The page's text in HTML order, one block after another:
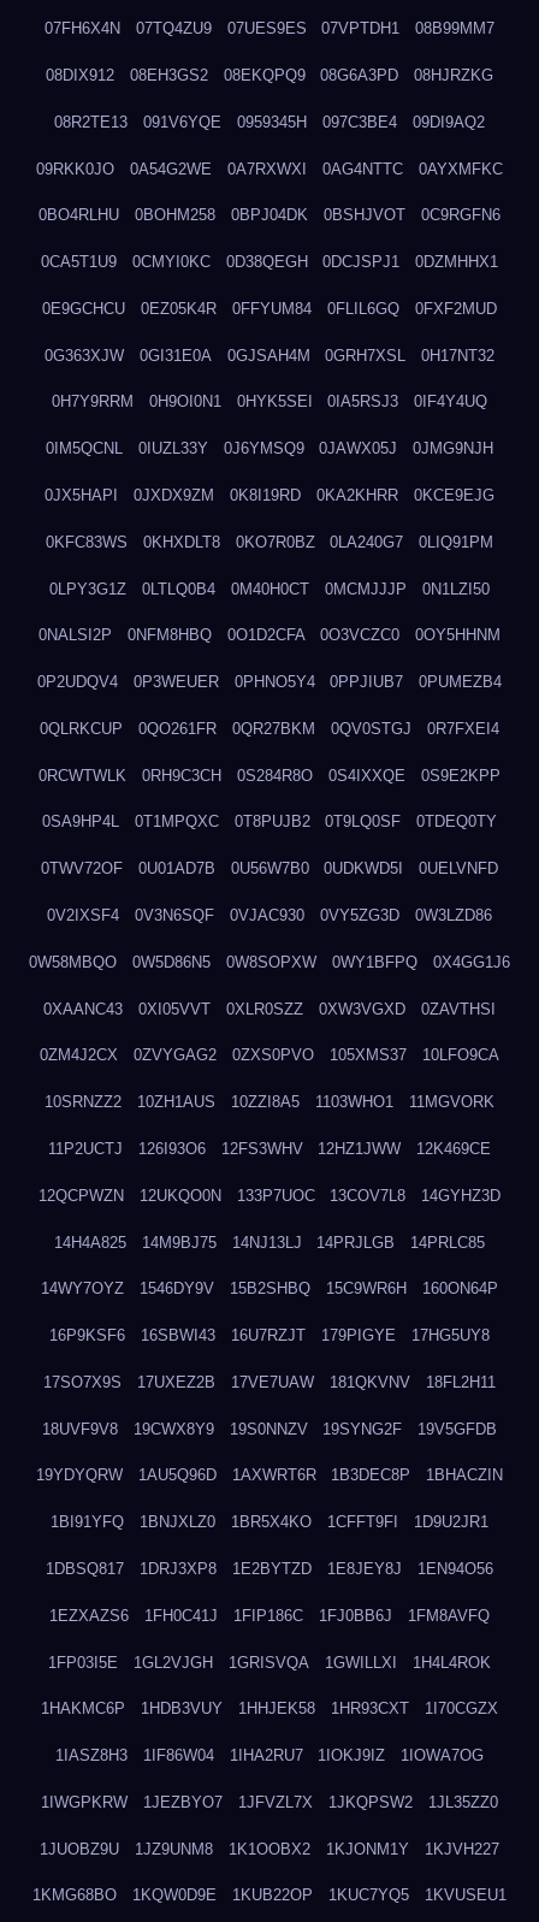
07FH6X4N 07TQ4ZU9 07UES9ES 07VPTDH1 08B99MM7
08DIX912 08EH3GS2 08EKQPQ9 08G6A3PD 08HJRZKG
08R2TE13 091V6YQE 0959345H 097C3BE4 09DI9AQ2
09RKK0JO 0A54G2WE 0A7RXWXI 0AG4NTTC 0AYXMFKC
0BO4RLHU 0BOHM258 0BPJ04DK 0BSHJVOT 0C9RGFN6
0CA5T1U9 0CMYI0KC 0D38QEGH 0DCJSPJ1 0DZMHHX1
0E9GCHCU 0EZ05K4R 0FFYUM84 0FLIL6GQ 0FXF2MUD
0G363XJW 0GI31E0A 0GJSAH4M 0GRH7XSL 0H17NT32
0H7Y9RRM 0H9OI0N1 0HYK5SEI 0IA5RSJ3 0IF4Y4UQ
0IM5QCNL 0IUZL33Y 0J6YMSQ9 0JAWX05J 0JMG9NJH
0JX5HAPI 0JXDX9ZM 0K8I19RD 0KA2KHRR 0KCE9EJG
0KFC83WS 0KHXDLT8 0KO7R0BZ 0LA240G7 0LIQ91PM
0LPY3G1Z 0LTLQ0B4 0M40H0CT 0MCMJJJP 0N1LZI50
0NALSI2P 0NFM8HBQ 0O1D2CFA 0O3VCZC0 0OY5HHNM
0P2UDQV4 0P3WEUER 0PHNO5Y4 0PPJIUB7 0PUMEZB4
0QLRKCUP 0QO261FR 0QR27BKM 0QV0STGJ 0R7FXEI4
0RCWTWLK 0RH9C3CH 0S284R8O 0S4IXXQE 0S9E2KPP
0SA9HP4L 0T1MPQXC 0T8PUJB2 0T9LQ0SF 0TDEQ0TY
0TWV72OF 0U01AD7B 0U56W7B0 0UDKWD5I 0UELVNFD
0V2IXSF4 0V3N6SQF 0VJAC930 0VY5ZG3D 0W3LZD86
0W58MBQO 0W5D86N5 0W8SOPXW 0WY1BFPQ 0X4GG1J6
0XAANC43 0XI05VVT 0XLR0SZZ 0XW3VGXD 0ZAVTHSI
0ZM4J2CX 0ZVYGAG2 0ZXS0PVO 105XMS37 10LFO9CA
10SRNZZ2 10ZH1AUS 10ZZI8A5 1103WHO1 11MGVORK
11P2UCTJ 126I93O6 12FS3WHV 12HZ1JWW 12K469CE
12QCPWZN 12UKQO0N 133P7UOC 13COV7L8 14GYHZ3D
14H4A825 14M9BJ75 14NJ13LJ 14PRJLGB 14PRLC85
14WY7OYZ 1546DY9V 15B2SHBQ 15C9WR6H 160ON64P
16P9KSF6 16SBWI43 16U7RZJT 179PIGYE 17HG5UY8
17SO7X9S 17UXEZ2B 17VE7UAW 181QKVNV 18FL2H11
18UVF9V8 19CWX8Y9 19S0NNZV 19SYNG2F 19V5GFDB
19YDYQRW 1AU5Q96D 1AXWRT6R 1B3DEC8P 1BHACZIN
1BI91YFQ 1BNJXLZ0 1BR5X4KO 1CFFT9FI 1D9U2JR1
1DBSQ817 1DRJ3XP8 1E2BYTZD 1E8JEY8J 1EN94O56
1EZXAZS6 1FH0C41J 1FIP186C 1FJ0BB6J 1FM8AVFQ
1FP03I5E 1GL2VJGH 1GRISVQA 1GWILLXI 1H4L4ROK
1HAKMC6P 1HDB3VUY 1HHJEK58 1HR93CXT 1I70CGZX
1IASZ8H3 1IF86W04 1IHA2RU7 1IOKJ9IZ 1IOWA7OG
1IWGPKRW 1JEZBYO7 1JFVZL7X 1JKQPSW2 1JL35ZZ0
1JUOBZ9U 1JZ9UNM8 1K1OOBX2 1KJONM1Y 1KJVH227
1KMG68BO 1KQW0D9E 1KUB22OP 1KUC7YQ5 1KVUSEU1